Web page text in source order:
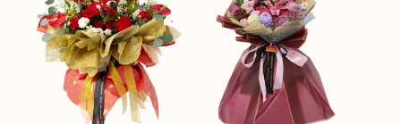
Forever